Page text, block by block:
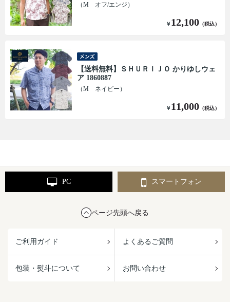
（M オフ/エンジ）
￥ 12,100 （税込）
【送料無料】ＳＨＵＲＩＪＯ かりゆしウェ
ア 1860887
（M ネイビー）
￥ 11,000 （税込）
PC スマートフォン
ページ先頭へ戻る
ご利用ガイド よくあるご質問
包装・熨斗について お問い合わせ